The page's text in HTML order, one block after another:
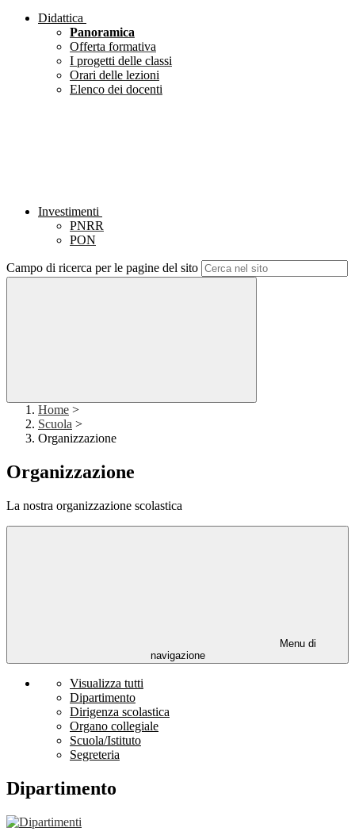
Didattica
Panoramica
Offerta formativa
I progetti delle classi
Orari delle lezioni
Elenco dei docenti
Investimenti
PNRR
PON
Campo di ricerca per le pagine del sito
Home >
Scuola >
Organizzazione
Organizzazione
La nostra organizzazione scolastica
Menu di
navigazione
Visualizza tutti
Dipartimento
Dirigenza scolastica
Organo collegiale
Scuola/Istituto
Segreteria
Dipartimento